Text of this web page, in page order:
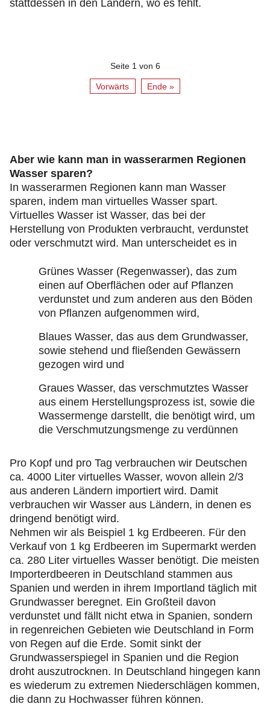
stattdessen in den Ländern, wo es fehlt.
Seite 1 von 6
Vorwärts Ende »
Aber wie kann man in wasserarmen Regionen
Wasser sparen?
In wasserarmen Regionen kann man Wasser
sparen, indem man virtuelles Wasser spart.
Virtuelles Wasser ist Wasser, das bei der
Herstellung von Produkten verbraucht, verdunstet
oder verschmutzt wird. Man unterscheidet es in
Grünes Wasser (Regenwasser), das zum
einen auf Oberflächen oder auf Pflanzen
verdunstet und zum anderen aus den Böden
von Pflanzen aufgenommen wird,
Blaues Wasser, das aus dem Grundwasser,
sowie stehend und fließenden Gewässern
gezogen wird und
Graues Wasser, das verschmutztes Wasser
aus einem Herstellungsprozess ist, sowie die
Wassermenge darstellt, die benötigt wird, um
die Verschmutzungsmenge zu verdünnen
Pro Kopf und pro Tag verbrauchen wir Deutschen
ca. 4000 Liter virtuelles Wasser, wovon allein 2/3
aus anderen Ländern importiert wird. Damit
verbrauchen wir Wasser aus Ländern, in denen es
dringend benötigt wird.
Nehmen wir als Beispiel 1 kg Erdbeeren. Für den
Verkauf von 1 kg Erdbeeren im Supermarkt werden
ca. 280 Liter virtuelles Wasser benötigt. Die meisten
Importerdbeeren in Deutschland stammen aus
Spanien und werden in ihrem Importland täglich mit
Grundwasser beregnet. Ein Großteil davon
verdunstet und fällt nicht etwa in Spanien, sondern
in regenreichen Gebieten wie Deutschland in Form
von Regen auf die Erde. Somit sinkt der
Grundwasserspiegel in Spanien und die Region
droht auszutrocknen. In Deutschland hingegen kann
es wiederum zu extremen Niederschlägen kommen,
die dann zu Hochwasser führen können.